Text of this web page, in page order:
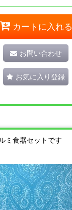
カートに入れる
お問い合わせ
お気に入り登録
ミ食器セットです